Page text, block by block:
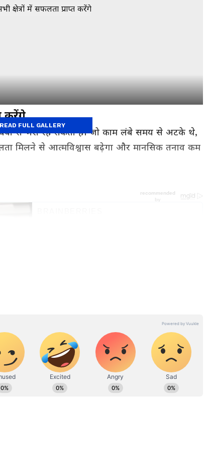
करेंगे
से भरा रह सकता है। जो काम लंबे समय से अटके थे,
मिलने से आत्मविश्वास बढ़ेगा और मानसिक तनाव कम
FULL GALLERY